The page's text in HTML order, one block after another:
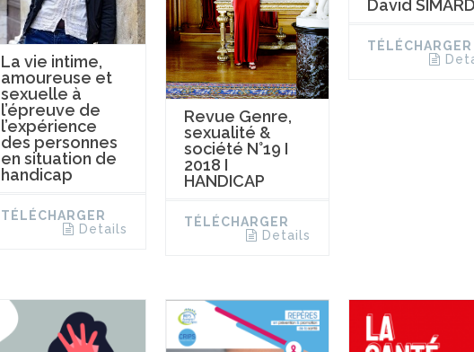
La vie intime,
amoureuse et
sexuelle à
l’épreuve de
l’expérience
des personnes
en situation de
handicap
TÉLÉCHARGER
Details
Revue Genre,
sexualité &
société N°19 I
2018 I
HANDICAP
TÉLÉCHARGER
Details
David SIMARD
TÉLÉCHARGER